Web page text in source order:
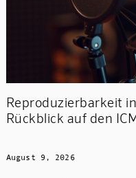
Reproduzierbarkeit
Rückblick auf den
August 9, 2026